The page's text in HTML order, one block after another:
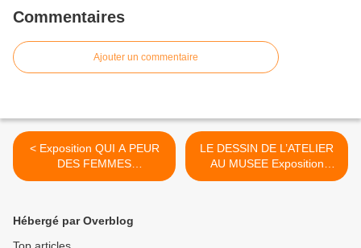
Commentaires
Ajouter un commentaire
< Exposition QUI A PEUR
DES FEMMES
PHOTOGRAPHES? Musée
2016
LE DESSIN DE L’ATELIER
AU MUSEE Exposition
musée des Beaux‐Arts
Hébergé par Overblog